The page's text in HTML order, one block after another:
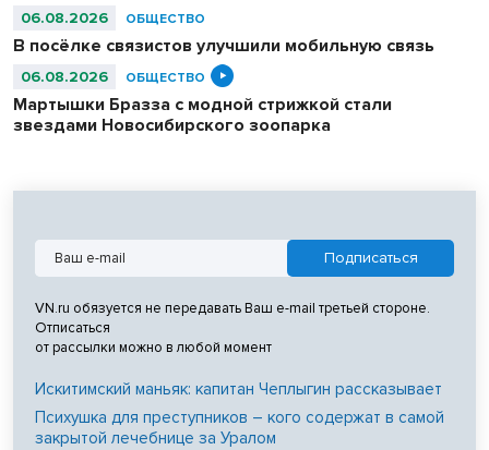
06.08.2026 ОБЩЕСТВО
В посёлке связистов улучшили мобильную связь
06.08.2026 ОБЩЕСТВО
Мартышки Бразза с модной стрижкой стали
звездами Новосибирского зоопарка
VN.ru обязуется не передавать Ваш e-mail третьей стороне.
Отписаться
от рассылки можно в любой момент
Искитимский маньяк: капитан Чеплыгин рассказывает
Психушка для преступников – кого содержат в самой
закрытой лечебнице за Уралом